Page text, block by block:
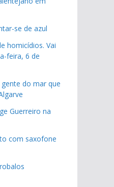
se de azul
homicídios. Vai
feira, 6 de
do mar que
Guerreiro na
com saxofone